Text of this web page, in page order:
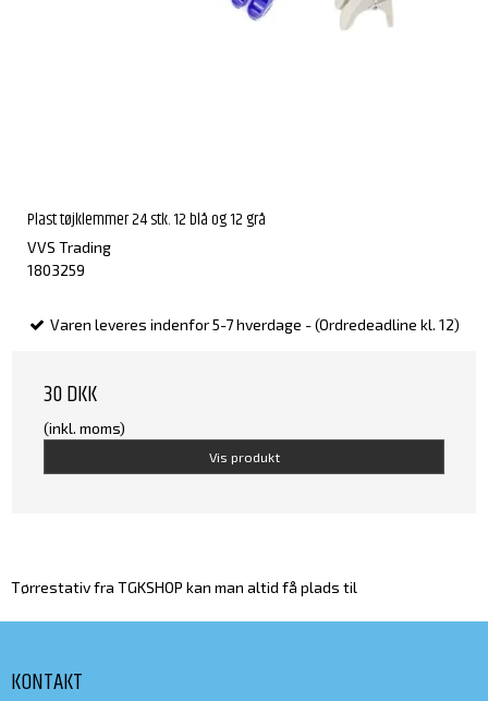
Plast tøjklemmer 24 stk. 12 blå og 12 grå
VVS Trading
1803259
Varen leveres indenfor 5-7 hverdage - (Ordredeadline kl. 12)
30 DKK
(inkl. moms)
Vis produkt
Tørrestativ fra TGKSHOP kan man altid få plads til
KONTAKT